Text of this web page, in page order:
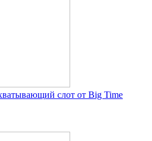
слот от Big Time